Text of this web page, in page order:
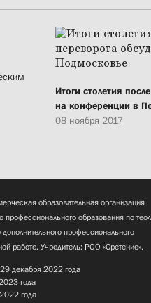
Итоги столетия
на конференции в
08 ноября 2017
образовательная организация
образования по
профессионального
работе. Учредитель: РОО «Сретение».
29 декабря 2022 года
года
года